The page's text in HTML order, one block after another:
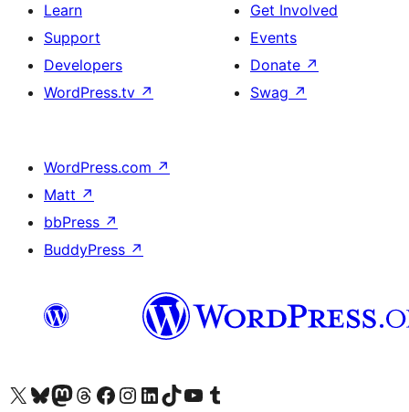
Learn
Support
Developers
WordPress.tv ↗
Get Involved
Events
Donate ↗
Swag ↗
WordPress.com ↗
Matt ↗
bbPress ↗
BuddyPress ↗
Visit our X (formerly Twitter) account
Visit our Bluesky account
Visit our Mastodon account
Visit our Threads account
Visit our Facebook page
Visit our Instagram account
Visit our LinkedIn account
Visit our TikTok account
Visit our YouTube channel
Visit our Tumblr account